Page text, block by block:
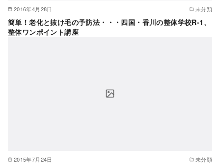
2016年4月28日 未分類
簡単！老化と抜け毛の予防法・・・四国・香川の整体学校R-1、
整体ワンポイント講座
2015年7月24日 未分類